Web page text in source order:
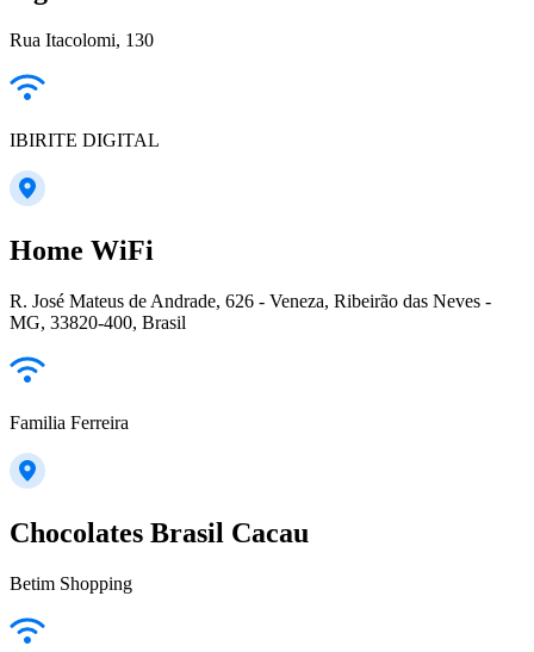
Rua Itacolomi, 130
IBIRITE DIGITAL
Home WiFi
R. José Mateus de Andrade, 626 - Veneza, Ribeirão das Neves -
MG, 33820-400, Brasil
Familia Ferreira
Chocolates Brasil Cacau
Betim Shopping